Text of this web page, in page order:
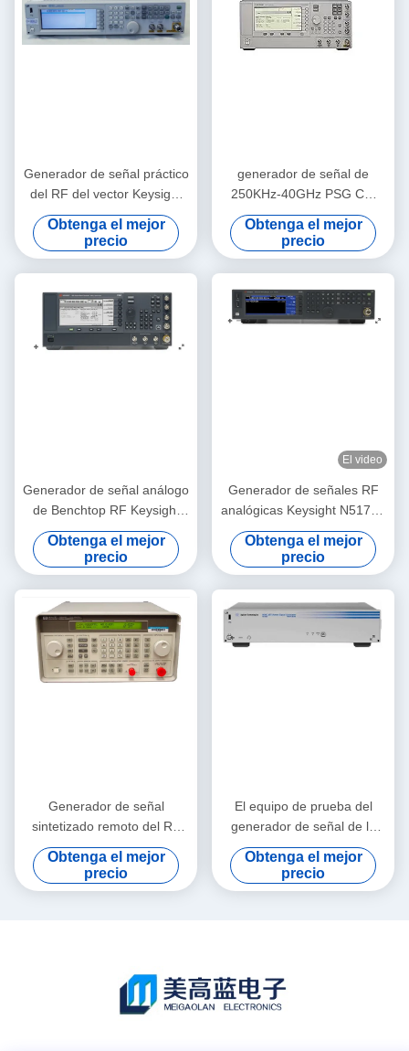
Generador de señal práctico
del RF del vector Keysight
Agilent N5182A MXG
Obtenga el mejor
precio
generador de señal de
250KHz-40GHz PSG CW
Keysight Agilent E8247C
Obtenga el mejor
precio
Generador de señal análogo
de Benchtop RF Keysight
Agilent E8257D PSG
Obtenga el mejor
precio
El video
Generador de señales RF
analógicas Keysight N5171B
EXG X-Series de 9 kHz a 6
GHz para rack/sobremesa
rentable
Obtenga el mejor
precio
Generador de señal
sintetizado remoto del RF
Keysight Agilent 8648B
9kHz-2000MHz
Obtenga el mejor
precio
El equipo de prueba del
generador de señal de la
radiofrecuencia de Keysight
Agilent N5162A MXG
COMIÓ
Obtenga el mejor
precio